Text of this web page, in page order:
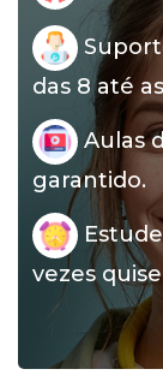
das 8 até
Aulas
garantido.
vezes